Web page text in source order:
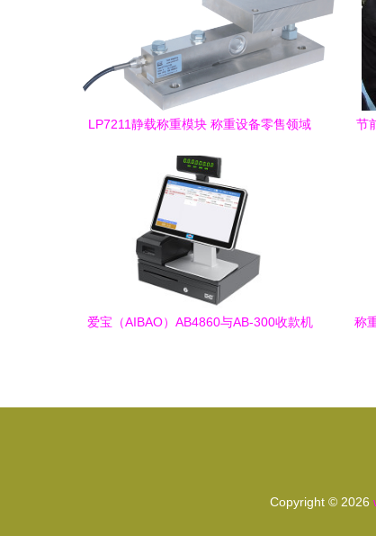
LP7211静载称重模块 称重设备零售领域
节
爱宝（AIBAO）AB4860与AB-300收款机
称
Copyright © 2026